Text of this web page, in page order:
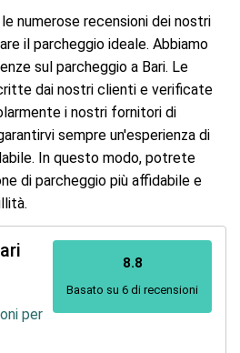
numerose recensioni dei nostri
il parcheggio ideale. Abbiamo
sul parcheggio a Bari. Le
dai nostri clienti e verificate
i nostri fornitori di
sempre un'esperienza di
In questo modo, potrete
di parcheggio più affidabile e
per
8.8
Basato su 6 di recensioni